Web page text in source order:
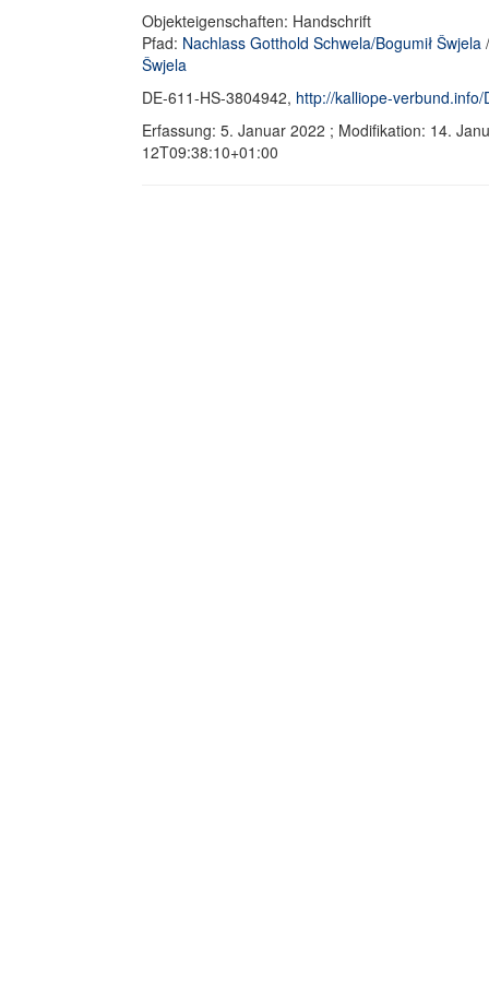
Objekteigenschaften: Handschrift
Pfad: Nachlass Gotthold Schwela/Bogumił Šwjela
Šwjela
DE-611-HS-3804942, http://kalliope-
Erfassung: 5. Januar 2022 ; Modifikation: 14.
12T09:38:10+01:00